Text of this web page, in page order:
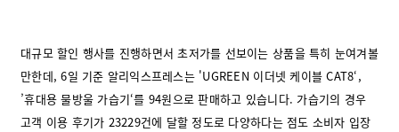
대규모 할인 행사를 진행하면서 초저가를 선보이는 상품을 특히 눈여겨볼
만한데, 6일 기준 알리익스프레스는 'UGREEN 이더넷 케이블 CAT8‘,
’휴대용 물방울 가습기‘를 94원으로 판매하고 있습니다. 가습기의 경우
고객 이용 후기가 23229건에 달할 정도로 다양하다는 점도 소비자 입장